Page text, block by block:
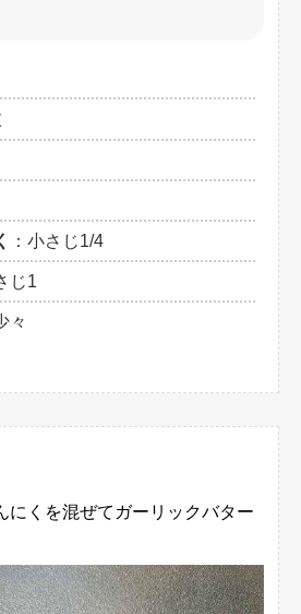
：小さじ1/4
じ1
々
にくを混ぜてガーリックバター